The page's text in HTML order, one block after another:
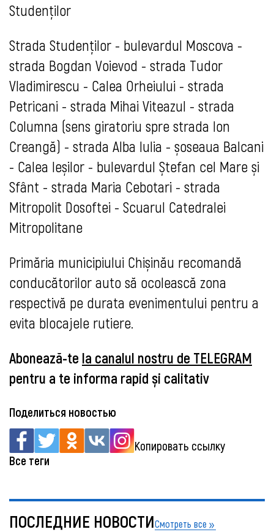
Studenților
Strada Studenților - bulevardul Moscova -
strada Bogdan Voievod - strada Tudor
Vladimirescu - Calea Orheiului - strada
Petricani - strada Mihai Viteazul - strada
Columna (sens giratoriu spre strada Ion
Creangă) - strada Alba Iulia - șoseaua Balcani
- Calea Ieșilor - bulevardul Ștefan cel Mare și
Sfânt - strada Maria Cebotari - strada
Mitropolit Dosoftei - Scuarul Catedralei
Mitropolitane
Primăria municipiului Chișinău recomandă
conducătorilor auto să ocolească zona
respectivă pe durata evenimentului pentru a
evita blocajele rutiere.
Abonează-te la canalul nostru de TELEGRAM
pentru a te informa rapid și calitativ
Поделиться новостью
Копировать ссылку
Все теги
ПОСЛЕДНИЕ НОВОСТИСмотреть все